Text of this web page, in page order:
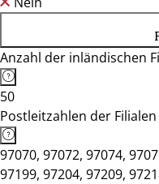
Anzahl der inländischen
50
Postleitzahlen der Filialen
97070, 97072, 97074,
97199, 97204, 97209,